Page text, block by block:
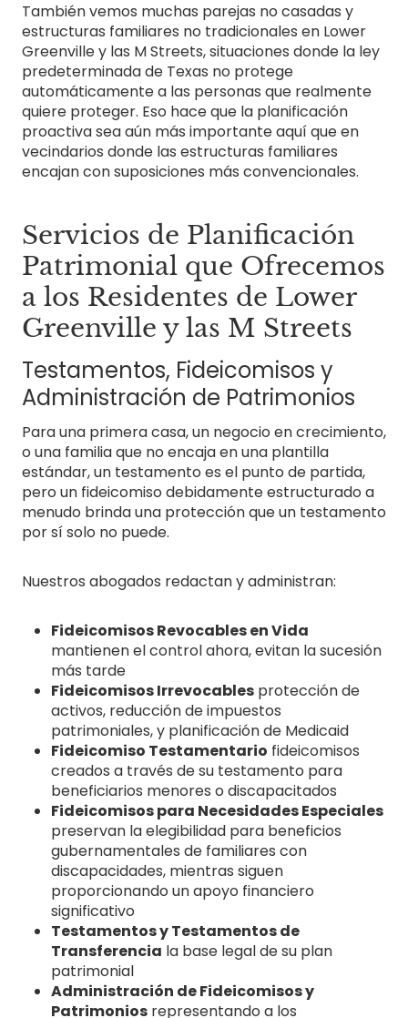
También vemos muchas parejas no casadas y
estructuras familiares no tradicionales en Lower
Greenville y las M Streets, situaciones donde la ley
predeterminada de Texas no protege
automáticamente a las personas que realmente
quiere proteger. Eso hace que la planificación
proactiva sea aún más importante aquí que en
vecindarios donde las estructuras familiares
encajan con suposiciones más convencionales.
Servicios de Planificación
Patrimonial que Ofrecemos
a los Residentes de Lower
Greenville y las M Streets
Testamentos, Fideicomisos y
Administración de Patrimonios
Para una primera casa, un negocio en crecimiento,
o una familia que no encaja en una plantilla
estándar, un testamento es el punto de partida,
pero un fideicomiso debidamente estructurado a
menudo brinda una protección que un testamento
por sí solo no puede.
Nuestros abogados redactan y administran:
Fideicomisos Revocables en Vida
mantienen el control ahora, evitan la sucesión
más tarde
Fideicomisos Irrevocables protección de
activos, reducción de impuestos
patrimoniales, y planificación de Medicaid
Fideicomiso Testamentario fideicomisos
creados a través de su testamento para
beneficiarios menores o discapacitados
Fideicomisos para Necesidades Especiales
preservan la elegibilidad para beneficios
gubernamentales de familiares con
discapacidades, mientras siguen
proporcionando un apoyo financiero
significativo
Testamentos y Testamentos de
Transferencia la base legal de su plan
patrimonial
Administración de Fideicomisos y
Patrimonios representando a los